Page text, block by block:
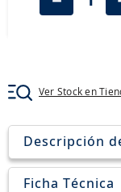
Ver Stock en
Descripción
Ficha Técnica